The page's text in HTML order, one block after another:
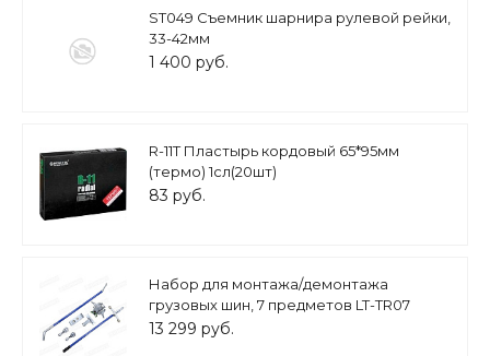
ST049 Съемник шарнира рулевой рейки,
33-42мм
1 400 руб.
R-11Т Пластырь кордовый 65*95мм
(термо) 1сл(20шт)
83 руб.
Набор для монтажа/демонтажа
грузовых шин, 7 предметов LT-TR07
13 299 руб.